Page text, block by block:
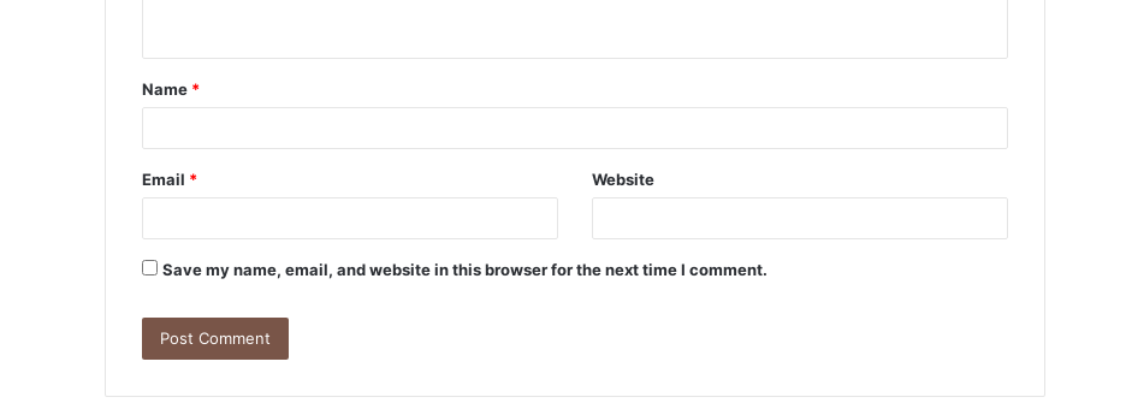
t
*
Name *
Email * Website
Save my name, email, and website in this browser for the next time I comment.